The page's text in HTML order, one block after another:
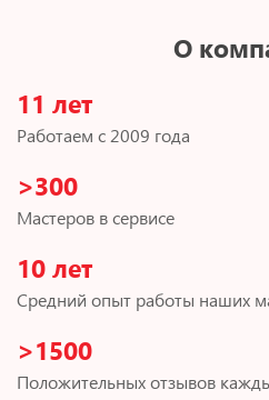
О
11 лет
Работаем с 2009 года
>300
Мастеров в сервисе
10 лет
Средний опыт работы наших
>1500
Положительных отзывов